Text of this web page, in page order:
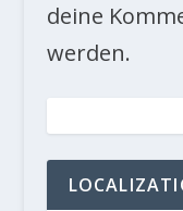
deine
werden.